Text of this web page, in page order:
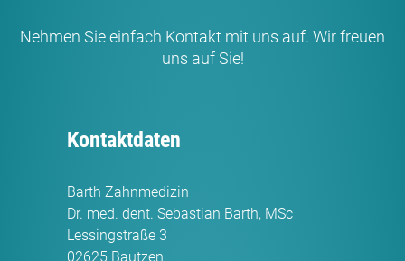
Nehmen Sie einfach Kontakt mit uns auf. Wir freuen
uns auf Sie!
Kontaktdaten
Barth Zahnmedizin
Dr. med. dent. Sebastian Barth, MSc
Lessingstraße 3
02625 Bautzen